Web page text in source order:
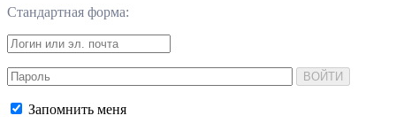
Стандартная форма:
ВОЙТИ
Запомнить меня